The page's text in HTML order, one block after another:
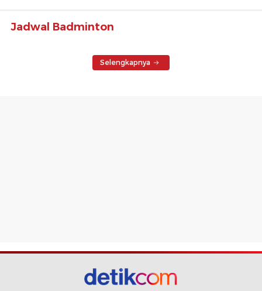
Jadwal Badminton
Selengkapnya